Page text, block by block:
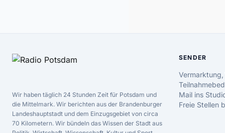
Wir haben täglich 24 Stunden Zeit für Potsdam und
die Mittelmark. Wir berichten aus der Brandenburger
Landeshauptstadt und dem Einzugsgebiet von circa
70 Kilometern. Wir bündeln das Wissen der Stadt aus
SENDER
Mail ins
Freie Stellen